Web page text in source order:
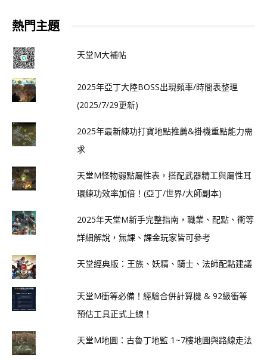
熱門主題
天堂M大補帖
2025年亞丁大陸BOSS出現頻率/時間表整理
(2025/7/29更新)
2025年最新練功打寶地點推薦&掛機重點能力需
求
天堂M怪物弱點屬性表，搭配武器精工與屬性耳
環練功效率加倍！(亞丁/世界/大師副本)
2025年天堂M新手完整指南，職業、配點、衝等
詳細解說，無課、課金玩家皆可參考
天堂經典版：王族、妖精、騎士、法師配點建議
天堂M衝等必備！經驗合併計算機 & 92級衝等
預估工具正式上線！
天堂M地圖：古魯丁地監 1~7樓地圖與路線走法